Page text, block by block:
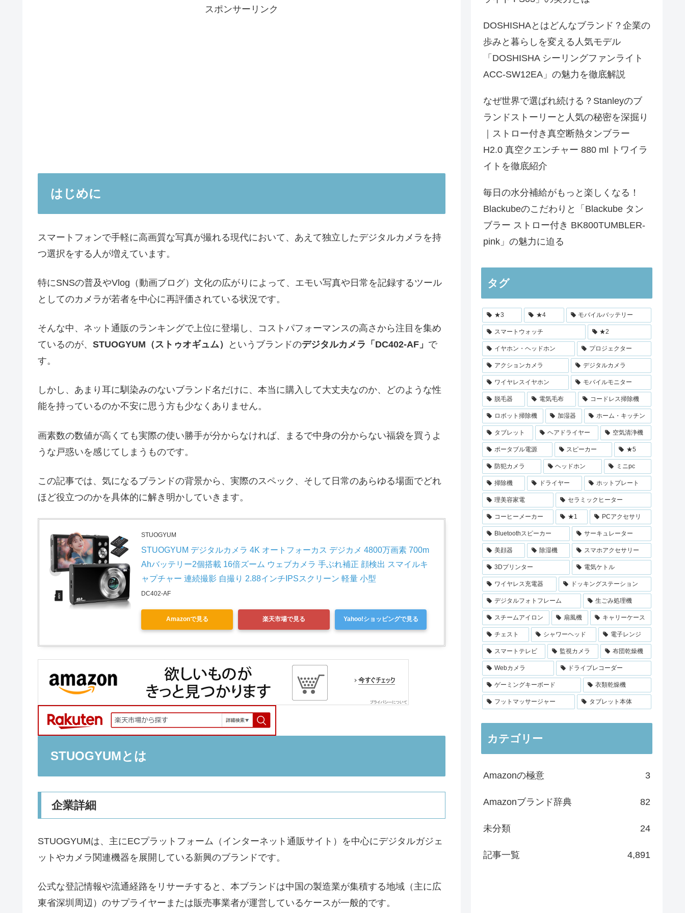
スポンサーリンク
はじめに
スマートフォンで手軽に高画質な写真が撮れる現代において、あえて独立したデジタルカメラを持
つ選択をする人が増えています。
特にSNSの普及やVlog（動画ブログ）文化の広がりによって、エモい写真や日常を記録するツール
としてのカメラが若者を中心に再評価されている状況です。
そんな中、ネット通販のランキングで上位に登場し、コストパフォーマンスの高さから注目を集め
ているのが、 STUOGYUM（ストゥオギュム） というブランドのデジタルカメラ「DC402-AF」 で
す。
しかし、あまり耳に馴染みのないブランド名だけに、本当に購入して大丈夫なのか、どのような性
能を持っているのか不安に思う方も少なくありません。
画素数の数値が高くても実際の使い勝手が分からなければ、まるで中身の分からない福袋を買うよ
うな戸惑いを感じてしまうものです。
この記事では、気になるブランドの背景から、実際のスペック、そして日常のあらゆる場面でどれ
ほど役立つのかを具体的に解き明かしていきます。
STUOGYUM
STUOGYUM デジタルカメラ 4K オートフォーカス デジカメ 4800万画素 700m
Ahバッテリー2個搭載 16倍ズーム ウェブカメラ 手ぶれ補正 顔検出 スマイルキ
ャプチャー 連続撮影 自撮り 2.88インチIPSスクリーン 軽量 小型
DC402-AF
Amazonで見る 楽天市場で見る Yahoo!ショッピングで見る
STUOGYUMとは
企業詳細
STUOGYUMは、主にECプラットフォーム（インターネット通販サイト）を中心にデジタルガジェ
ットやカメラ関連機器を展開している新興のブランドです。
公式な登記情報や流通経路をリサーチすると、本ブランドは中国の製造業が集積する地域（主に広
東省深圳周辺）のサプライヤーまたは販売事業者が運営しているケースが一般的です。
DOSHISHAとはどんなブランド？企業の
歩みと暮らしを変える人気モデル
「DOSHISHA シーリングファンライト
ACC-SW12EA」の魅力を徹底解説
なぜ世界で選ばれ続ける？Stanleyのブ
ランドストーリーと人気の秘密を深掘り
｜ストロー付き真空断熱タンブラー
H2.0 真空クエンチャー 880 ml トワイラ
イトを徹底紹介
毎日の水分補給がもっと楽しくなる！
Blackubeのこだわりと「Blackube タン
ブラー ストロー付き BK800TUMBLER-
pink」の魅力に迫る
タグ
★3 ★4 モバイルバッテリー
スマートウォッチ ★2
イヤホン・ヘッドホン プロジェクター
アクションカメラ デジタルカメラ
ワイヤレスイヤホン モバイルモニター
脱毛器 電気毛布 コードレス掃除機
ロボット掃除機 加湿器 ホーム・キッチン
タブレット ヘアドライヤー 空気清浄機
ポータブル電源 スピーカー ★5
防犯カメラ ヘッドホン ミニpc
掃除機 ドライヤー ホットプレート
理美容家電 セラミックヒーター
コーヒーメーカー ★1 PCアクセサリ
Bluetoothスピーカー サーキュレーター
美顔器 除湿機 スマホアクセサリー
3Dプリンター 電気ケトル
ワイヤレス充電器 ドッキングステーション
デジタルフォトフレーム 生ごみ処理機
スチームアイロン 扇風機 キャリーケース
チェスト シャワーヘッド 電子レンジ
スマートテレビ 監視カメラ 布団乾燥機
Webカメラ ドライブレコーダー
ゲーミングキーボード 衣類乾燥機
フットマッサージャー タブレット本体
カテゴリー
Amazonの極意 3
Amazonブランド辞典 82
未分類 24
記事一覧 4,891